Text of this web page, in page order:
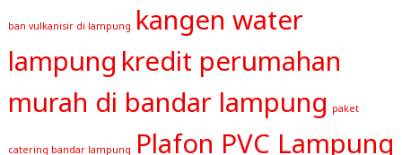
ban vulkanisir di lampung kangen water
lampung kredit perumahan
murah di bandar lampung paket
catering bandar lampung Plafon PVC Lampung